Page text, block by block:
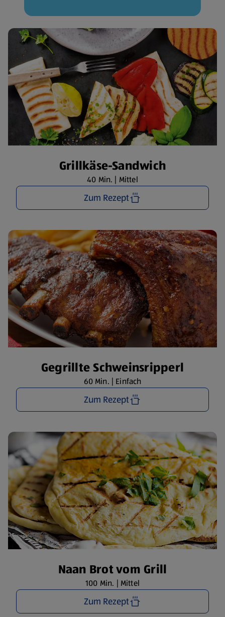
Grillkäse-Sandwich
40 Min. | Mittel
Zum Rezept
Gegrillte Schweinsripperl
60 Min. | Einfach
Zum Rezept
Naan Brot vom Grill
100 Min. | Mittel
Zum Rezept